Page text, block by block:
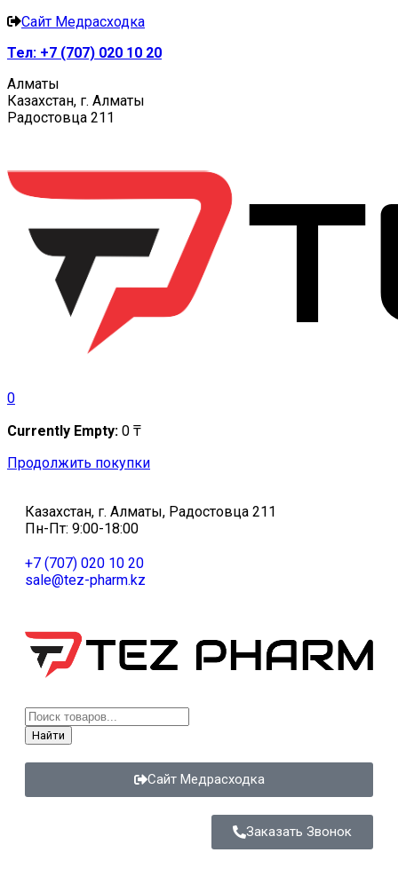
Сайт Медрасходка
Тел: +7 (707) 020 10 20
Алматы
Казахстан, г. Алматы
Радостовца 211
0
Currently Empty: 0 ₸
Продолжить покупки
Казахстан, г. Алматы, Радостовца 211
Пн-Пт: 9:00-18:00
+7 (707) 020 10 20
sale@tez-pharm.kz
Найти
Сайт Медрасходка
Заказать Звонок